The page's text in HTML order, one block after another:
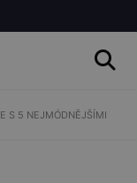
S 5 NEJMÓDNĚJŠÍMI